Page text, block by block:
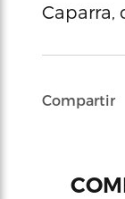
Caparra,
Compartir